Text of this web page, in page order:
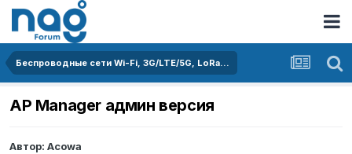
Беспроводные сети Wi-Fi, 3G/LTE/5G, LoRa...
AP Manager админ версия
Автор: Acowa